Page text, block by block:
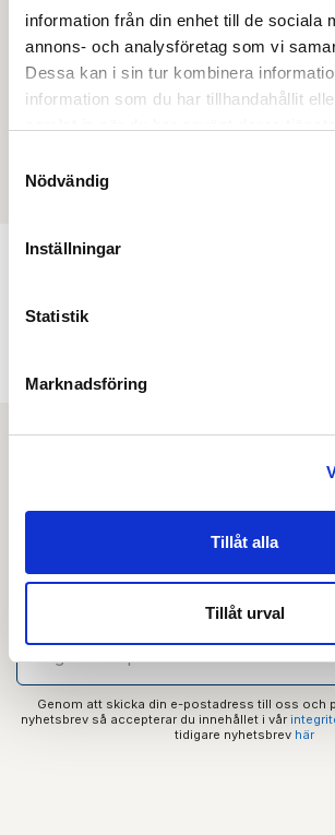
information från din enhet till de sociala
annons- och analysföretag som vi
Dessa kan i sin tur kombinera
information som du har tillhandahållit
Nödvändig
Inställningar
Statistik
Marknadsföring
Tillåt alla
Tillåt urval
övriga dokument.
Filmer
Prenumerera på vårt
guider och senaste nytt direkt
Genom att skicka din e-postadress till oss och
nyhetsbrev så accepterar du innehållet i vår
tidigare nyhetsbrev här